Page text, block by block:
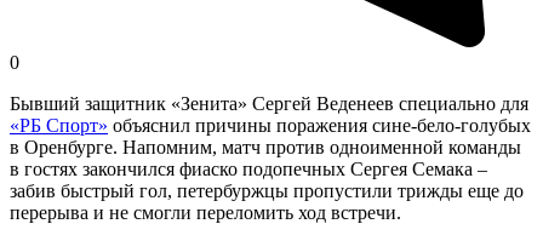
0
Бывший защитник «Зенита» Сергей Веденеев специально для
«РБ Спорт» объяснил причины поражения сине-бело-голубых
в Оренбурге. Напомним, матч против одноименной команды
в гостях закончился фиаско подопечных Сергея Семака –
забив быстрый гол, петербуржцы пропустили трижды еще до
перерыва и не смогли переломить ход встречи.